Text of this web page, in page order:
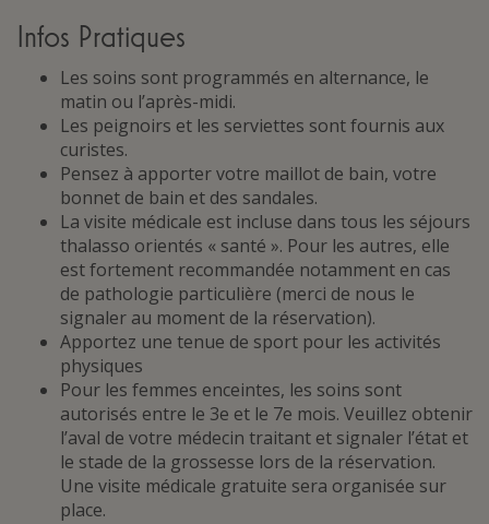
Infos Pratiques
Les soins sont programmés en alternance, le
matin ou l’après-midi.
Les peignoirs et les serviettes sont fournis aux
curistes.
Pensez à apporter votre maillot de bain, votre
bonnet de bain et des sandales.
La visite médicale est incluse dans tous les séjours
thalasso orientés « santé ». Pour les autres, elle
est fortement recommandée notamment en cas
de pathologie particulière (merci de nous le
signaler au moment de la réservation).
Apportez une tenue de sport pour les activités
physiques
Pour les femmes enceintes, les soins sont
autorisés entre le 3e et le 7e mois. Veuillez obtenir
l’aval de votre médecin traitant et signaler l’état et
le stade de la grossesse lors de la réservation.
Une visite médicale gratuite sera organisée sur
place.